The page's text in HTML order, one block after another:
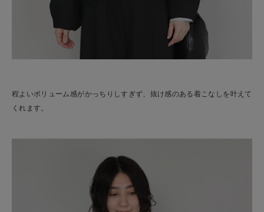
程よいボリューム感がかっちりしすぎず、抜け感のある着こなしを叶えて
くれます。